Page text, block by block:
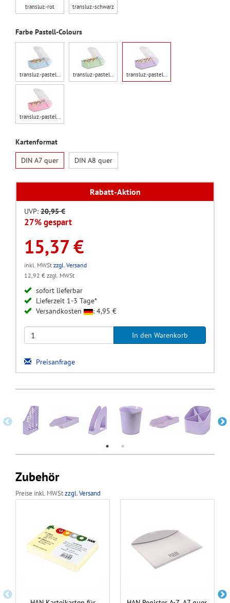
transluz.-rot transluz.-schwarz
Farbe Pastell-Colours
transluz.-pastel… transluz.-pastel… transluz.-pastel…
transluz.-pastel…
Kartenformat
DIN A7 quer
DIN A8 quer
Rabatt-Aktion
UVP: 20,95 €
27% gespart
15,37 €
inkl. MWSt zzgl. Versand
12,92 € zzgl. MWSt
sofort lieferbar
Lieferzeit 1-3 Tage*
Versandkosten
: 4,95 €
Preisanfrage
Zubehör
Preise inkl. MWStzzgl. Versand